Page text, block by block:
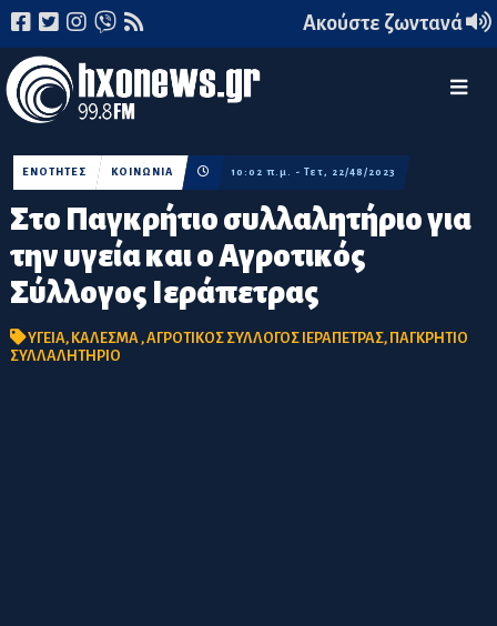
Ακούστε ζωντανά
Στο Παγκρήτιο συλλαλητήριο για
την υγεία και ο Αγροτικός
Σύλλογος Ιεράπετρας
ΕΝΟΤΗΤΕΣ ΚΟΙΝΩΝΙΑ 10:02 π.μ. - Τετ, 22/48/2023
ΥΓΕΙΑ, ΚΑΛΕΣΜΑ ,ΑΓΡΟΤΙΚΟΣ ΣΥΛΛΟΓΟΣ ΙΕΡΑΠΕΤΡΑΣ, ΠΑΓΚΡΗΤΙΟ
ΣΥΛΛΑΛΗΤΗΡΙΟ